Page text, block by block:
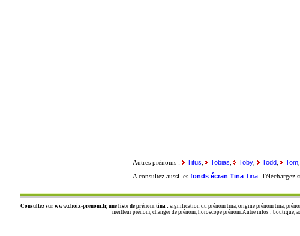
Autres prénoms : Titus Tobias Toby Todd Tom
A consultez aussi les fonds écran Tina Tina . Téléchargez
Consultez sur www.choix-prenom.fr, une liste de prénom tina : signification du prénom tina, origine prénom tina,
meilleur prénom, changer de prénom, horoscope prénom. Autre infos :